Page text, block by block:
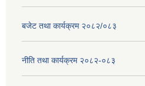
बजेट तथा कार्यक्रम २०८२/०८३
नीति तथा कार्यक्रम २०८२-०८३